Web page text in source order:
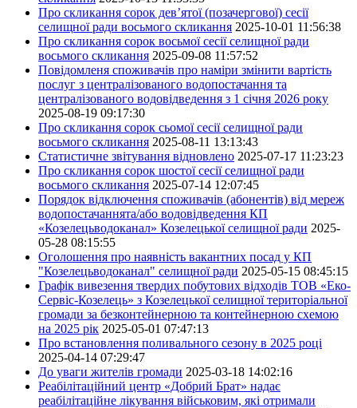
Про скликання сорок дев’ятої (позачергової) сесії
селищної ради восьмого скликання 2025-10-01 11:56:38
Про скликання сорок восьмої сесії селищної ради
восьмого скликання 2025-09-08 11:57:52
Повідомленя споживачів про наміри змінити вартість
послуг з централізованого водопостачання та
централізованого водовідведення з 1 січня 2026 року
2025-08-19 09:17:30
Про скликання сорок сьомої сесії селищної ради
восьмого скликання 2025-08-11 13:13:43
Статистичне звітування відновлено 2025-07-17 11:23:23
Про скликання сорок шостої сесії селищної ради
восьмого скликання 2025-07-14 12:07:45
Порядок відключення споживачів (абонентів) від мереж
водопостачаннята/або водовідведення КП
«Козелецьводоканал» Козелецької селищної ради 2025-
05-28 08:15:55
Оголошення про наявність вакантних посад у КП
"Козелецьводоканал" селищної ради 2025-05-15 08:45:15
Графік вивезення твердих побутових відходів ТОВ «Еко-
Сервіс-Козелець» з Козелецької селищної територіальної
громади за безконтейнерною та контейнерною схемою
на 2025 рік 2025-05-01 07:47:13
Про встановлення поливального сезону в 2025 році
2025-04-14 07:29:47
До уваги жителів громади 2025-03-18 14:02:16
Реабілітаційний центр «Добрий Брат» надає
реабілітаційне лікування військовим, які отримали